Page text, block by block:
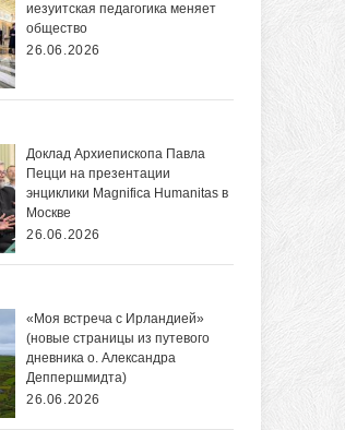
иезуитская педагогика меняет
общество
26.06.2026
Доклад Архиепископа Павла
Пецци на презентации
энциклики Magnifica Нumanitas в
Москве
26.06.2026
«Моя встреча с Ирландией»
(новые страницы из путевого
дневника о. Александра
Деппершмидта)
26.06.2026